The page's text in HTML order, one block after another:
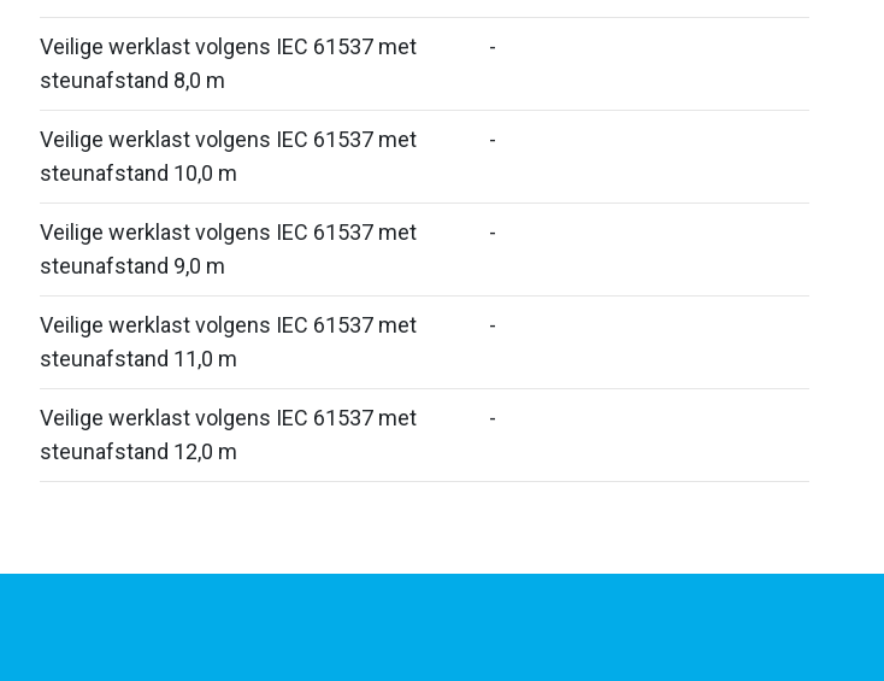
Veilige werklast volgens IEC 61537 met
steunafstand 8,0 m
-
Veilige werklast volgens IEC 61537 met
steunafstand 10,0 m
-
Veilige werklast volgens IEC 61537 met
steunafstand 9,0 m
-
Veilige werklast volgens IEC 61537 met
steunafstand 11,0 m
-
Veilige werklast volgens IEC 61537 met
steunafstand 12,0 m
-